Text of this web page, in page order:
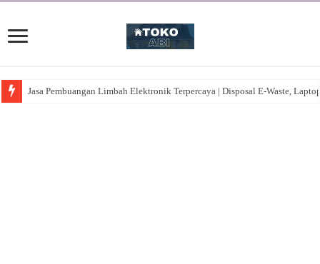
Jasa Pembuangan Limbah Elektronik Terpercaya | Disposal E-Waste,